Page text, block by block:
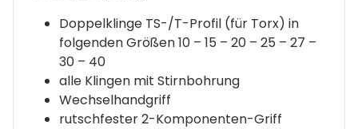
Doppelklinge TS-/T-Profil (für Torx) in
folgenden Größen 10 – 15 – 20 – 25 – 27 –
30 – 40
alle Klingen mit Stirnbohrung
Wechselhandgriff
rutschfester 2-Komponenten-Griff